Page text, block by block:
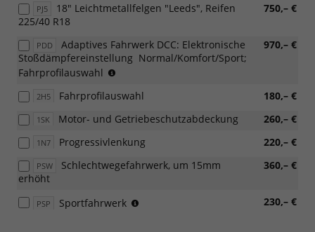
PJ5 750,– €
18" Leichtmetallfelgen "Leeds", Reifen
225/40 R18
PDD 970,– €
Adaptives Fahrwerk DCC: Elektronische
Stoßdämpfereinstellung  Normal/Komfort/Sport;
Fahrprofilauswahl
Verbindung
110
KW
oder
oder
2H5 180,– €
Fahrprofilauswahl
1SK 260,– €
Motor- und Getriebeschutzabdeckung
1N7 220,– €
Progressivlenkung
PSW 360,– €
Schlechtwegefahrwerk, um 15mm
erhöht
PSP 230,– €
Sportfahrwerk